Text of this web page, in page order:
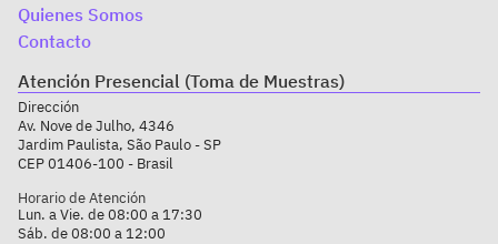
Quienes Somos
Contacto
Atención Presencial (Toma de Muestras)
Dirección
Av. Nove de Julho, 4346
Jardim Paulista, São Paulo - SP
CEP 01406-100 - Brasil
Horario de Atención
Lun. a Vie. de 08:00 a 17:30
Sáb. de 08:00 a 12:00